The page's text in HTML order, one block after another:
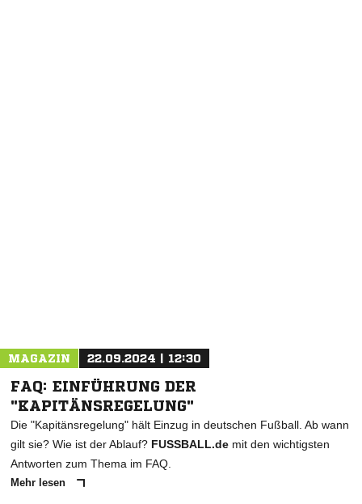
MAGAZIN 22.09.2024 | 12:30
FAQ: EINFÜHRUNG DER
"KAPITÄNSREGELUNG"
Die "Kapitänsregelung" hält Einzug in deutschen Fußball. Ab wann
gilt sie? Wie ist der Ablauf? FUSSBALL.de mit den wichtigsten
Antworten zum Thema im FAQ.
Mehr lesen